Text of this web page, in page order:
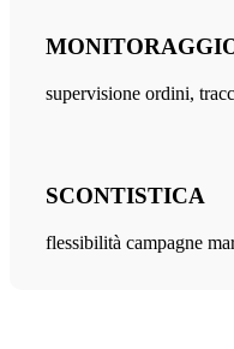
supervisione ordini,
SCONTISTICA
flessibilità campagne